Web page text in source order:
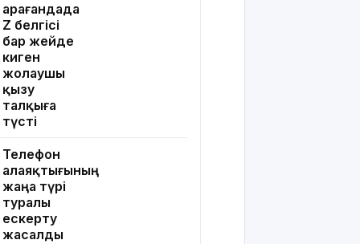
Қарағандада
Z белгісі
бар жейде
киген
жолаушы
қызу
талқыға
түсті
Телефон
алаяқтығының
жаңа түрі
туралы
ескерту
жасалды